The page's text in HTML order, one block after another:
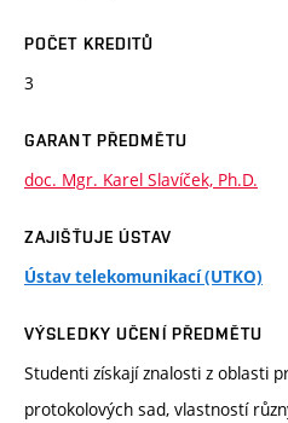
POČET KREDITŮ
3
GARANT PŘEDMĚTU
doc. Mgr. Karel Slavíček, Ph.D.
ZAJIŠŤUJE ÚSTAV
Ústav telekomunikací (UTKO)
VÝSLEDKY UČENÍ PŘEDMĚTU
Studenti získají znalosti z oblasti
protokolových sad, vlastností